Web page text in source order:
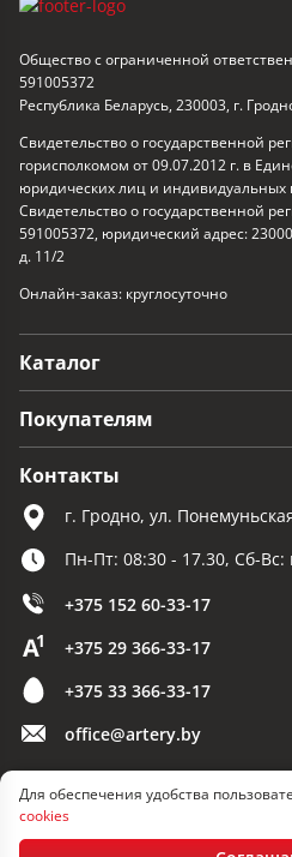
Для обеспечения удобства
cookies
Общество с ограниченной
591005372
Республика Беларусь, 230003, г.
Свидетельство о государственной
горисполкомом от 09.07.2012 г. в
юридических лиц и
Свидетельство о государственной
591005372, юридический адрес:
д. 11/2
Онлайн-заказ: круглосуточно
Каталог
Покупателям
Контакты
г. Гродно, ул.
Пн-Пт: 08:30 - 17.30, Сб-
+375 152 60-33-17
+375 29 366-33-17
+375 33 366-33-17
office@artery.by
Разработка сайта — SLAM
© 2026 ООО «Артерия»